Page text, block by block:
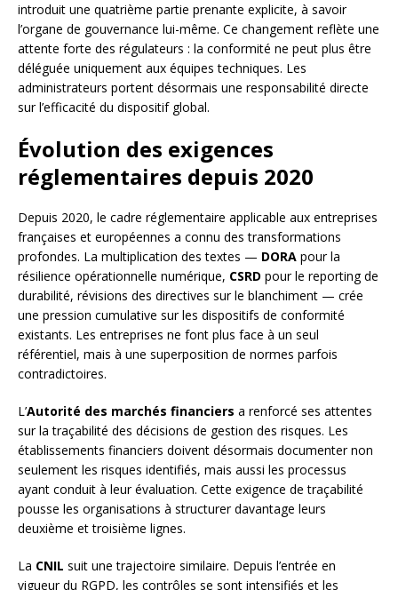
introduit une quatrième partie prenante explicite, à savoir
l’organe de gouvernance lui-même. Ce changement reflète une
attente forte des régulateurs : la conformité ne peut plus être
déléguée uniquement aux équipes techniques. Les
administrateurs portent désormais une responsabilité directe
sur l’efficacité du dispositif global.
Évolution des exigences
réglementaires depuis 2020
Depuis 2020, le cadre réglementaire applicable aux entreprises
françaises et européennes a connu des transformations
profondes. La multiplication des textes — DORA pour la
résilience opérationnelle numérique, CSRD pour le reporting de
durabilité, révisions des directives sur le blanchiment — crée
une pression cumulative sur les dispositifs de conformité
existants. Les entreprises ne font plus face à un seul
référentiel, mais à une superposition de normes parfois
contradictoires.
L’Autorité des marchés financiers a renforcé ses attentes
sur la traçabilité des décisions de gestion des risques. Les
établissements financiers doivent désormais documenter non
seulement les risques identifiés, mais aussi les processus
ayant conduit à leur évaluation. Cette exigence de traçabilité
pousse les organisations à structurer davantage leurs
deuxième et troisième lignes.
La CNIL suit une trajectoire similaire. Depuis l’entrée en
vigueur du RGPD, les contrôles se sont intensifiés et les